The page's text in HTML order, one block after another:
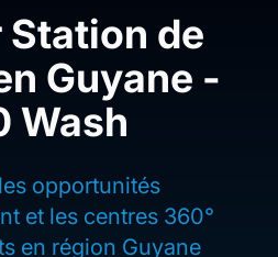
de
Guyane -
Wash
opportunités
et les centres 360°
en région Guyane